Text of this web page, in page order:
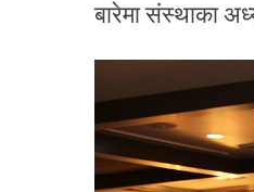
बारेमा संस्थाका